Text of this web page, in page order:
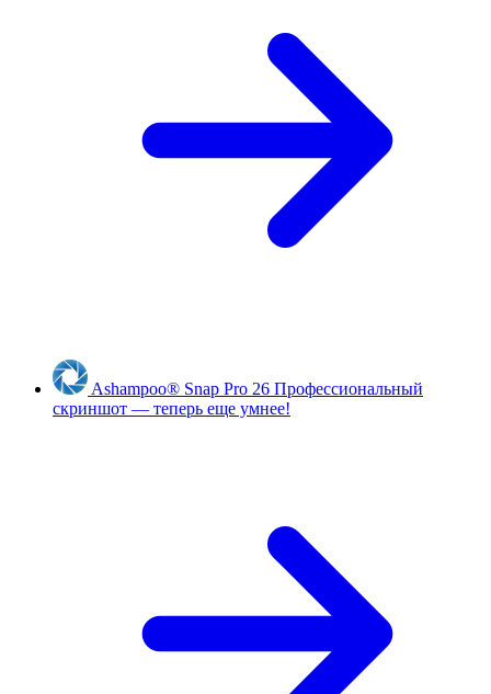
Ashampoo® Snap Pro 26 Профессиональный
скриншот — теперь еще умнее!